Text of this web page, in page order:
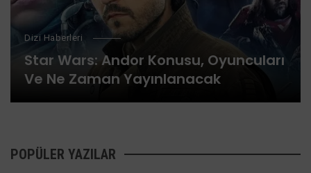
Dizi Haberleri
Star Wars: Andor Konusu, Oyuncuları
Ve Ne Zaman Yayınlanacak
POPÜLER YAZILAR